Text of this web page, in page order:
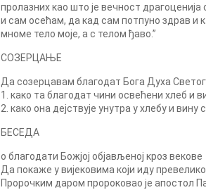
пролазних као што је вечност
и сам осећам, да кад сам потпуно здрав и
мноме тело моје, a c телом ђаво.”
СОЗЕРЦАЊЕ
Да созерцавам благодат Бога Духа
1. како та благодат чини освећени хлеб
2. како она дејствује унутра у хлебу и
БЕСЕДА
о благодати Божјој објављеној кроз векове
Да покаже у вијековима који иду
Пророчким даром пророковао је апостол